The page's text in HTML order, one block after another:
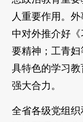
人重要作用。
中对外推介好
要精神；工青
具特色的学习
强大合力。
全省各级党组